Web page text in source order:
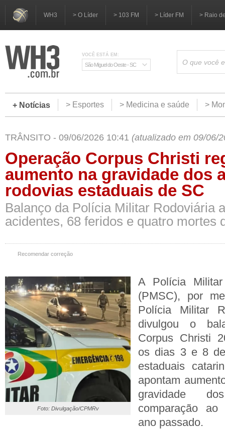
WH3 > O Líder > 103 FM > Líder FM > Raio
VOCÊ ESTÁ EM:
São Miguel do Oeste - SC
+ Notícias > Esportes > Medicina e saúde >
TRÂNSITO - 09/06/2026 10:41 (atualizado em 09/06/
Operação Corpus Christi
aumento na gravidade dos
rodovias estaduais de SC
Balanço da Polícia Militar Rodoviária
acidentes, 68 feridos e quatro mortes
Recomendar correção
Foto: Divulgação/CPMRv
A Polícia
(PMSC), por
Polícia Militar
divulgou o
Corpus Christi
os dias 3 e 8
estaduais
apontam
gravidade
comparação
ano passado.